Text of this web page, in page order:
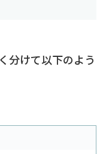
分けて以下のよう